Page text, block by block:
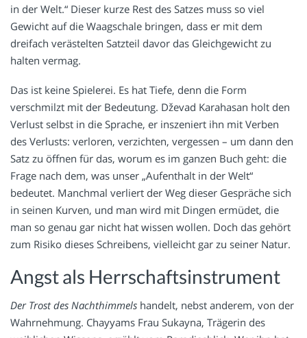
in der Welt.“ Dieser kurze Rest des Satzes muss so viel
Gewicht auf die Waagschale bringen, dass er mit dem
dreifach verästelten Satzteil davor das Gleichgewicht zu
halten vermag.
Das ist keine Spielerei. Es hat Tiefe, denn die Form
verschmilzt mit der Bedeutung. Dževad Karahasan holt den
Verlust selbst in die Sprache, er inszeniert ihn mit Verben
des Verlusts: verloren, verzichten, vergessen – um dann den
Satz zu öffnen für das, worum es im ganzen Buch geht: die
Frage nach dem, was unser „Aufenthalt in der Welt“
bedeutet. Manchmal verliert der Weg dieser Gespräche sich
in seinen Kurven, und man wird mit Dingen ermüdet, die
man so genau gar nicht hat wissen wollen. Doch das gehört
zum Risiko dieses Schreibens, vielleicht gar zu seiner Natur.
Angst als Herrschaftsinstrument
Der Trost des Nachthimmels handelt, nebst anderem, von der
Wahrnehmung. Chayyams Frau Sukayna, Trägerin des